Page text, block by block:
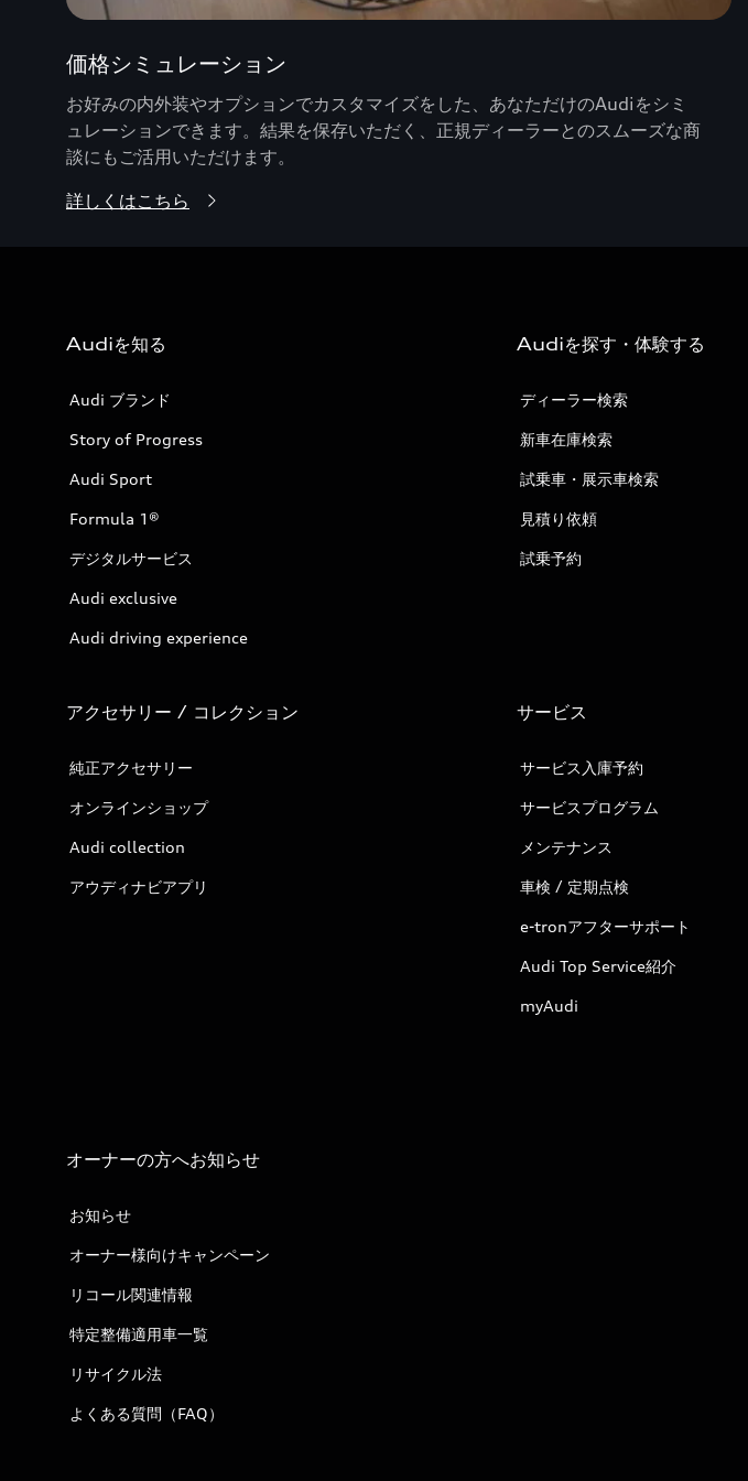
価格シミュレーション
お好みの内外装やオプションでカスタマイズをした、あなただけのAudiをシミ
ュレーションできます。結果を保存いただく、正規ディーラーとのスムーズな商
談にもご活用いただけます。
詳しくはこちら
Audiを知る
Audi ブランド
Story of Progress
Audi Sport
Formula 1®
デジタルサービス
Audi exclusive
Audi driving experience
Audiを探す・体験する
ディーラー検索
新車在庫検索
試乗車・展示車検索
見積り依頼
試乗予約
アクセサリー / コレクション
純正アクセサリー
オンラインショップ
Audi collection
アウディナビアプリ
サービス
サービス入庫予約
サービスプログラム
メンテナンス
車検 / 定期点検
e-tronアフターサポート
Audi Top Service紹介
myAudi
オーナーの方へお知らせ
お知らせ
オーナー様向けキャンペーン
リコール関連情報
特定整備適用車一覧
リサイクル法
よくある質問（FAQ）